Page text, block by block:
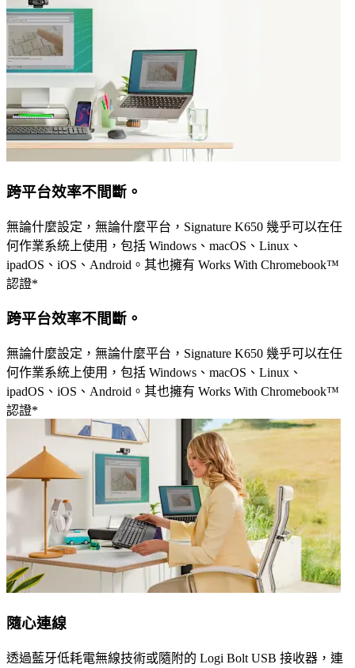
跨平台效率不間斷。
無論什麼設定，無論什麼平台，Signature K650 幾乎可以在任
何作業系統上使用，包括 Windows、macOS、Linux、
ipadOS、iOS、Android。其也擁有 Works With Chromebook™
認證*
跨平台效率不間斷。
無論什麼設定，無論什麼平台，Signature K650 幾乎可以在任
何作業系統上使用，包括 Windows、macOS、Linux、
ipadOS、iOS、Android。其也擁有 Works With Chromebook™
認證*
隨心連線
透過藍牙低耗電無線技術或隨附的 Logi Bolt USB 接收器，連